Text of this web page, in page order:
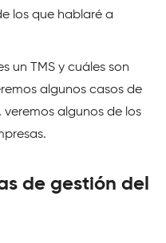
los que hablaré a
un TMS y cuáles son
algunos casos de
veremos algunos de los
de gestión del